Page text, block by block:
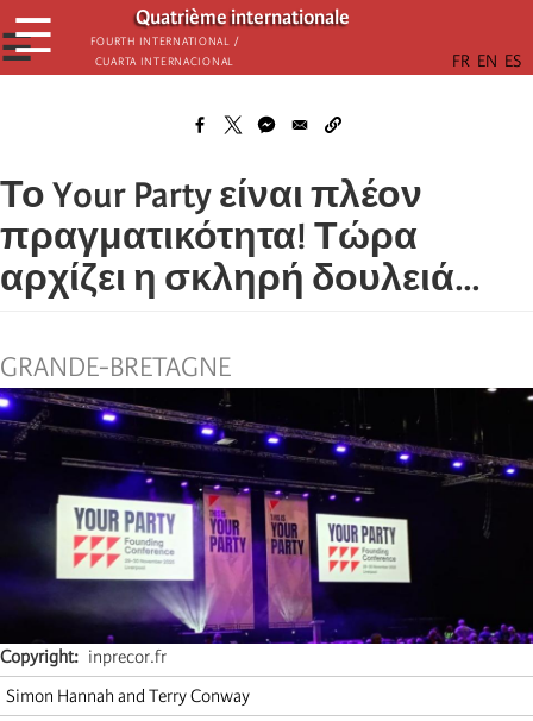
Παράκαμψη
προς
το
Quatrième internationale
Fourth International /
Cuarta Internacional
☰
☰
Το Your Party είναι πλέον
πραγματικότητα! Τώρα
αρχίζει η σκληρή δουλειά...
GRANDE-BRETAGNE
Copyright
inprecor.fr
Simon Hannah and Terry Conway